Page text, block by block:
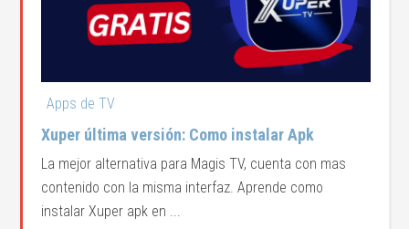
Apps de TV
Xuper última versión: Como instalar Apk
La mejor alternativa para Magis TV, cuenta con mas
contenido con la misma interfaz. Aprende como
instalar Xuper apk en ...